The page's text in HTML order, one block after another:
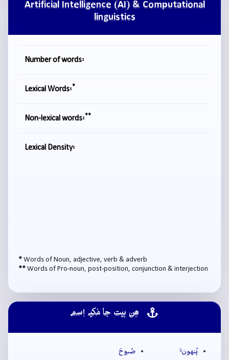
Artificial Intelligence (AI) & Computational
linguistics
Number of words:
Lexical Words:*
Non-lexical words:**
Lexical Density:
* Words of Noun, adjective, verb & adverb
** Words of Pro-noun, post-position, conjunction & interjection
ھِن بيت جا مُکيہ اِسم
پُنهونءَ صُبوحَ